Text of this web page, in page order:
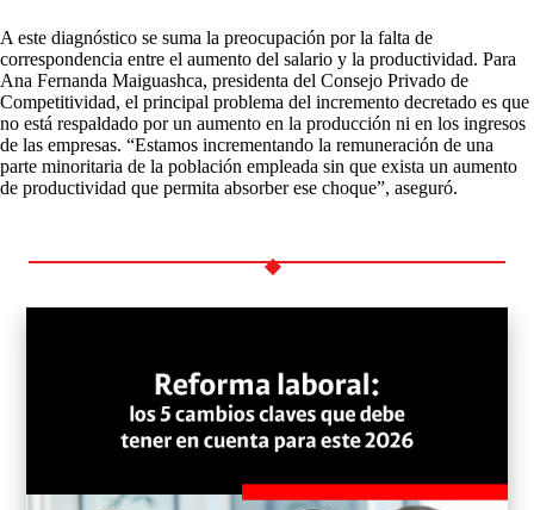
A este diagnóstico se suma la preocupación por la falta de
correspondencia entre el aumento del salario y la productividad. Para
Ana Fernanda Maiguashca, presidenta del Consejo Privado de
Competitividad, el principal problema del incremento decretado es que
no está respaldado por un aumento en la producción ni en los ingresos
de las empresas. “Estamos incrementando la remuneración de una
parte minoritaria de la población empleada sin que exista un aumento
de productividad que permita absorber ese choque”, aseguró.